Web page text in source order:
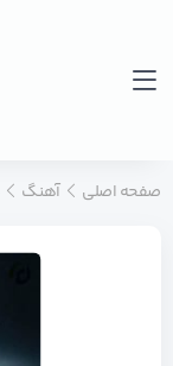
صفحه اصلی آهنگ